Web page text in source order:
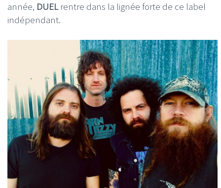
année, DUELrentre dans la lignée forte de ce label
indépendant.